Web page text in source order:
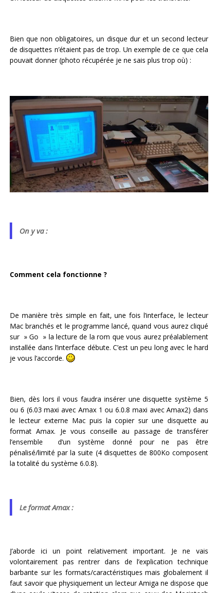
Bien que non obligatoires, un disque dur et un second lecteur
de disquettes n’étaient pas de trop. Un exemple de ce que cela
pouvait donner (photo récupérée je ne sais plus trop où) :
On y va :
Comment cela fonctionne ?
De manière très simple en fait, une fois l’interface, le lecteur
Mac branchés et le programme lancé, quand vous aurez cliqué
sur » Go » la lecture de la rom que vous aurez préalablement
installée dans l’interface débute. C’est un peu long avec le hard
je vous l’accorde.
Bien, dès lors il vous faudra insérer une disquette système 5
ou 6 (6.03 maxi avec Amax 1 ou 6.0.8 maxi avec Amax2) dans
le lecteur externe Mac puis la copier sur une disquette au
format Amax. Je vous conseille au passage de transférer
l’ensemble d’un système donné pour ne pas être
pénalisé/limité par la suite (4 disquettes de 800Ko composent
la totalité du système 6.0.8).
Le format Amax :
J’aborde ici un point relativement important. Je ne vais
volontairement pas rentrer dans de l’explication technique
barbante sur les formats/caractéristiques mais globalement il
faut savoir que physiquement un lecteur Amiga ne dispose que